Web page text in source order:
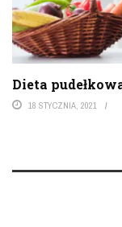
Dieta
18 STYCZNIA, 2021